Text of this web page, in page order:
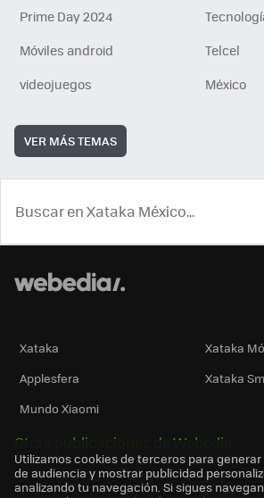
Prime Day 2024
Móviles android
Telcel
videojuegos
México
VER MÁS TEMAS
Xataka
Xataka
Applesfera
Xataka
Mundo Xiaomi
Otras publicaciones de Webedia
Utilizamos cookies de terceros para
de audiencia y mostrar publicidad
analizando tu navegación. Si sigues